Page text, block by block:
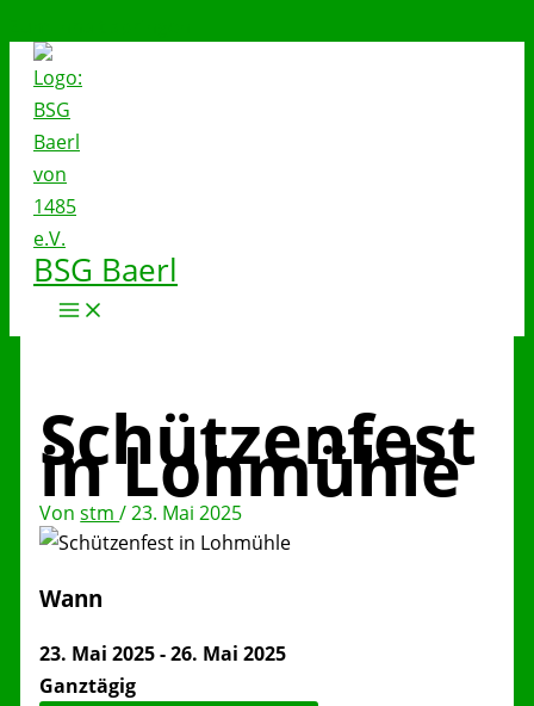
BSG Baerl
Schützenfest
in Lohmühle
Vonstm/23. Mai 2025
Wann
23. Mai 2025 - 26. Mai 2025
Ganztägig